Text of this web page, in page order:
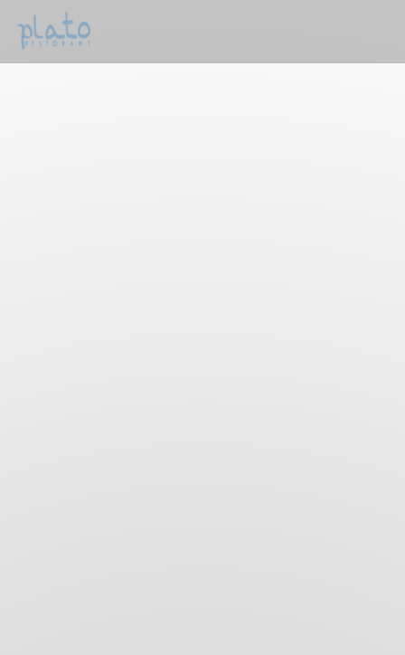
Personalizzazione delle tue scelte sui cookie